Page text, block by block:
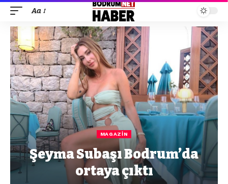
Aa
MAGAZIN
Şeyma Subaşı Bodrum’da
ortaya çıktı